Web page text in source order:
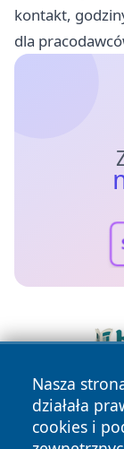
kontakt,
dla
Nasza
działała
cookies i